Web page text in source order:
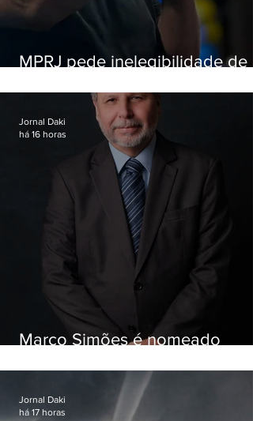
MPRJ pede inelegibilidade de
Marco Simões é nomeado
Jornal Daki
há 16 horas
Jornal Daki
há 17 horas